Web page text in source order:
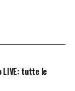
NEWS
LIVE: tutte le